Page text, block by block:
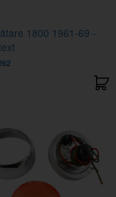
1800 1961-69 -